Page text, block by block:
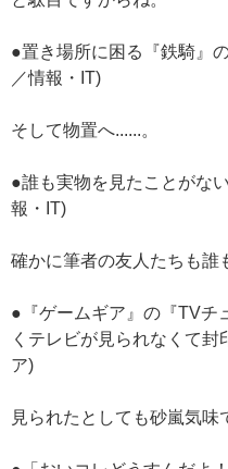
●置き場所に困る『鉄騎』
／情報・IT)
そして物置へ......。
●誰も実物を見たことがな
報・IT)
確かに筆者の友人たちも誰
●『ゲームギア』の『TVチ
くテレビが見られなくて
ア)
見られたとしても砂嵐気味